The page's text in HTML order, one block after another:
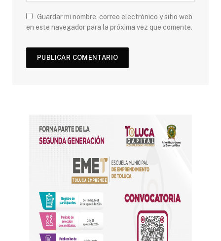
Guardar mi nombre, correo electrónico y sitio web
en este navegador para la próxima vez que comente.